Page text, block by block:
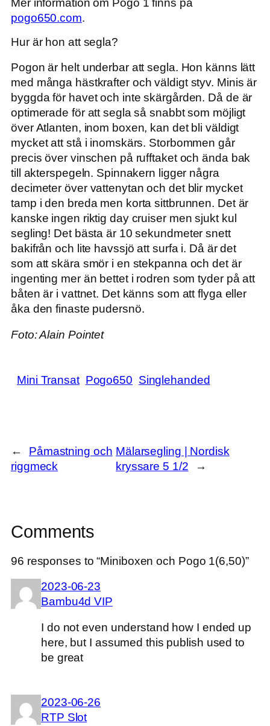
pogo650.com.
Hur är hon att segla?
Pogon är helt underbar att segla. Hon känns lätt
med många hästkrafter och väldigt styv. Minis är
byggda för havet och inte skärgården. Då de är
optimerade för att segla så snabbt som möjligt
över Atlanten, inom boxen, kan det bli väldigt
mycket att stå i inomskärs. Storbommen går
precis över vinschen på rufftaket och ända bak
till akterspegeln. Spinnakern ligger några
decimeter över vattenytan och det blir mycket
tamp i den breda men korta sittbrunnen. Det är
kanske ingen riktig day cruiser men sjukt kul
segling! Det bästa är 10 sekundmeter snett
bakifrån och lite havssjö att surfa i. Då är det
som att skära smör i en stekpanna och det är
ingenting mer än bettet i rodren som tyder på att
båten är i vattnet. Det känns som att flyga eller
åka den finaste pudersnö.
Foto: Alain Pointet
Mini Transat Pogo650 Singlehanded
←
Påmastning och
riggmeck
Mälarsegling | Nordisk
kryssare 5 1/2
→
Comments
96 responses to “Miniboxen och Pogo 1(6,50)”
2023-06-23
Bambu4d VIP
I do not even understand how I ended up
here, but I assumed this publish used to
be great
2023-06-26
RTP Slot